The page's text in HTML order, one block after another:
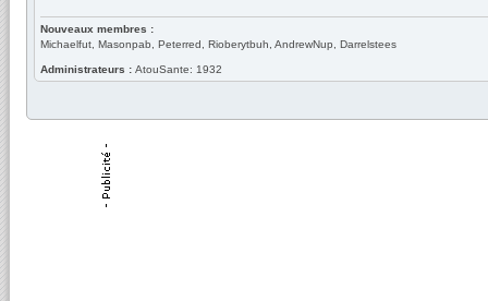
Nouveaux membres :
Michaelfut, Masonpab, Peterred, Rioberytbuh, AndrewNup, Darrelstees
Administrateurs : AtouSante: 1932